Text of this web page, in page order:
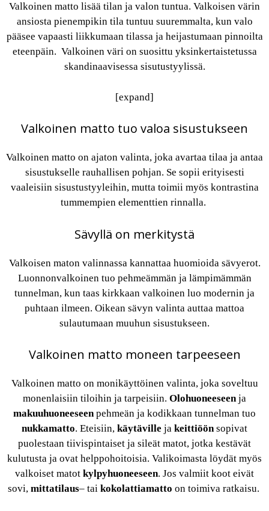
Valkoinen matto lisää tilan ja valon tuntua. Valkoisen värin
ansiosta pienempikin tila tuntuu suuremmalta, kun valo
pääsee vapaasti liikkumaan tilassa ja heijastumaan pinnoilta
eteenpäin. Valkoinen väri on suosittu yksinkertaistetussa
skandinaavisessa sisutustyylissä.
[expand]
Valkoinen matto tuo valoa sisustukseen
Valkoinen matto on ajaton valinta, joka avartaa tilaa ja antaa
sisustukselle rauhallisen pohjan. Se sopii erityisesti
vaaleisiin sisustustyyleihin, mutta toimii myös kontrastina
tummempien elementtien rinnalla.
Sävyllä on merkitystä
Valkoisen maton valinnassa kannattaa huomioida sävyerot.
Luonnonvalkoinen tuo pehmeämmän ja lämpimämmän
tunnelman, kun taas kirkkaan valkoinen luo modernin ja
puhtaan ilmeen. Oikean sävyn valinta auttaa mattoa
sulautumaan muuhun sisustukseen.
Valkoinen matto moneen tarpeeseen
Valkoinen matto on monikäyttöinen valinta, joka soveltuu
monenlaisiin tiloihin ja tarpeisiin. Olohuoneeseenja
makuuhuoneeseenpehmeän ja kodikkaan tunnelman tuo
nukkamatto. Eteisiin, käytäville ja keittiöönsopivat
puolestaan tiivispintaiset ja sileät matot, jotka kestävät
kulutusta ja ovat helppohoitoisia. Valikoimasta löydät myös
valkoiset matot kylpyhuoneeseen. Jos valmiit koot eivät
sovi, mittatilaus– tai kokolattiamatto on toimiva ratkaisu.